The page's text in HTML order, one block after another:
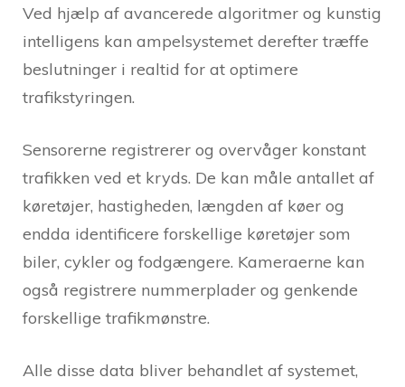
Ved hjælp af avancerede algoritmer og kunstig
intelligens kan ampelsystemet derefter træffe
beslutninger i realtid for at optimere
trafikstyringen.
Sensorerne registrerer og overvåger konstant
trafikken ved et kryds. De kan måle antallet af
køretøjer, hastigheden, længden af køer og
endda identificere forskellige køretøjer som
biler, cykler og fodgængere. Kameraerne kan
også registrere nummerplader og genkende
forskellige trafikmønstre.
Alle disse data bliver behandlet af systemet,